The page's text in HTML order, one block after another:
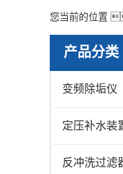
您当前的位置
产品分类
变频除垢仪
定压补水装
反冲洗过滤